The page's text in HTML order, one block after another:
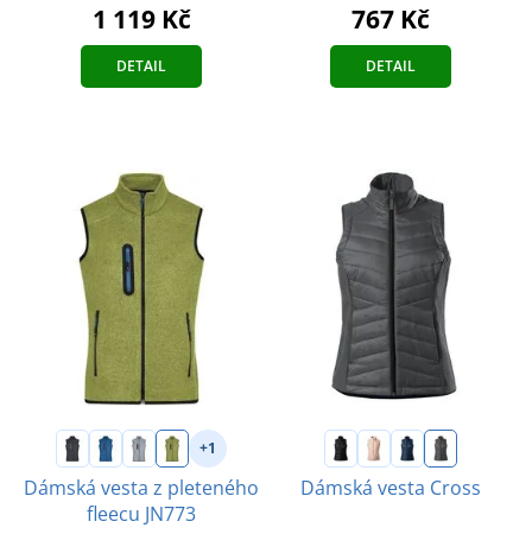
1 119 Kč
DETAIL
767 Kč
DETAIL
+1
Dámská vesta z pleteného
fleecu JN773
Dámská vesta Cross